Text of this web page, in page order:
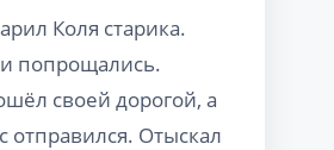
Коля старика.
попрощались.
своей дорогой, а
отправился. Отыскал